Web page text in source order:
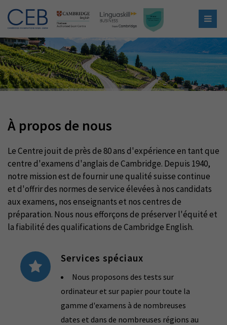
À propos de nous
Le Centre jouit de près de 80 ans d'expérience en tant que
centre d'examens d'anglais de Cambridge. Depuis 1940,
notre mission est de fournir une qualité suisse continue
et d'offrir des normes de service élevées à nos candidats
aux examens, nos enseignants et nos centres de
préparation. Nous nous efforçons de préserver l'équité et
la fiabilité des qualifications de Cambridge English.
Services spéciaux
Nous proposons des tests sur
ordinateur et sur papier pour toute la
gamme d'examens à de nombreuses
dates et dans de nombreuses régions au